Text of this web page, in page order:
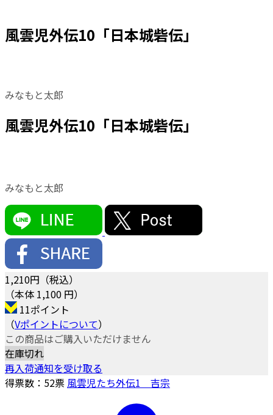
風雲児外伝10「日本城砦伝」
みなもと太郎
風雲児外伝10「日本城砦伝」
みなもと太郎
1,210円（税込）
（本体 1,100 円）
11ポイント
（Vポイントについて）
この商品はご購入いただけません
在庫切れ
再入荷通知を受け取る
得票数： 52票 風雲児たち外伝1 吉宗